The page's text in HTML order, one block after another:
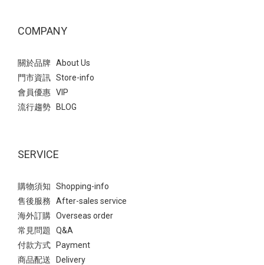
COMPANY
關於品牌 About Us
門市資訊 Store-info
會員優惠 VIP
流行趨勢 BLOG
SERVICE
購物須知 Shopping-info
售後服務 After-sales service
海外訂購 Overseas order
常見問題 Q&A
付款方式 Payment
商品配送 Delivery